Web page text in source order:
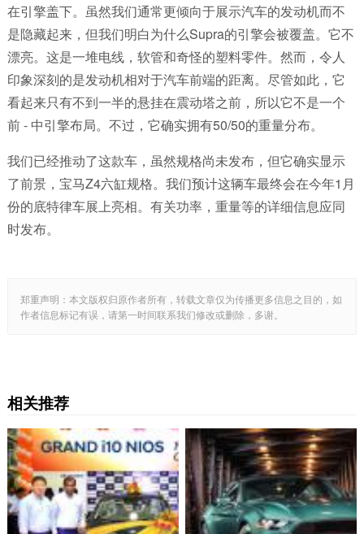
在引擎盖下。虽然我们通常更倾向于展示汽车的发动机而不
是隐藏起来，但我们明白为什么Supra的引擎会被覆盖。它不
漂亮。这是一堆电线，软管和奇怪的塑料零件。然而，令人
印象深刻的是发动机相对于汽车前端的距离。尽管如此，它
看起来只有不到一半的悬挂在震动塔之前，所以它不是一个
前 - 中引擎布局。不过，它确实拥有50/50的重量分布。
我们已经推动了这款车，虽然规格尚未发布，但它确实显示
了前景，宝马Z4六缸规格。我们预计这辆车最终会在今年1月
份的底特律车展上亮相。有关功率，重量等的详细信息应同
时发布。
郑重声明：本文版权归原作者所有，转载文章仅为传播更多信息之目的，如
作者信息标记有误，请第一时间联系我们修改或删除，多谢。
相关推荐